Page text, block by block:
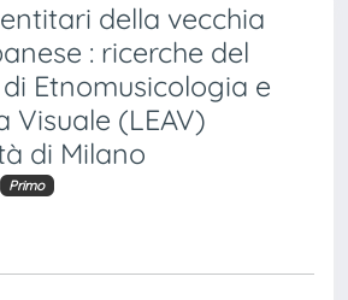
della vecchia
: ricerche del
Etnomusicologia e
Visuale (LEAV)
di Milano
Primo